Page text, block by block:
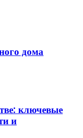
дома
ключевые
и